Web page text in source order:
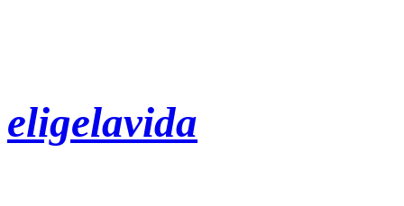
eligelavida